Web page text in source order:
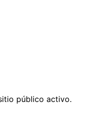
público activo.